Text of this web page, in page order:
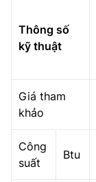
Thông số
kỹ thuật
Giá tham
khảo
Công
suất
Btu